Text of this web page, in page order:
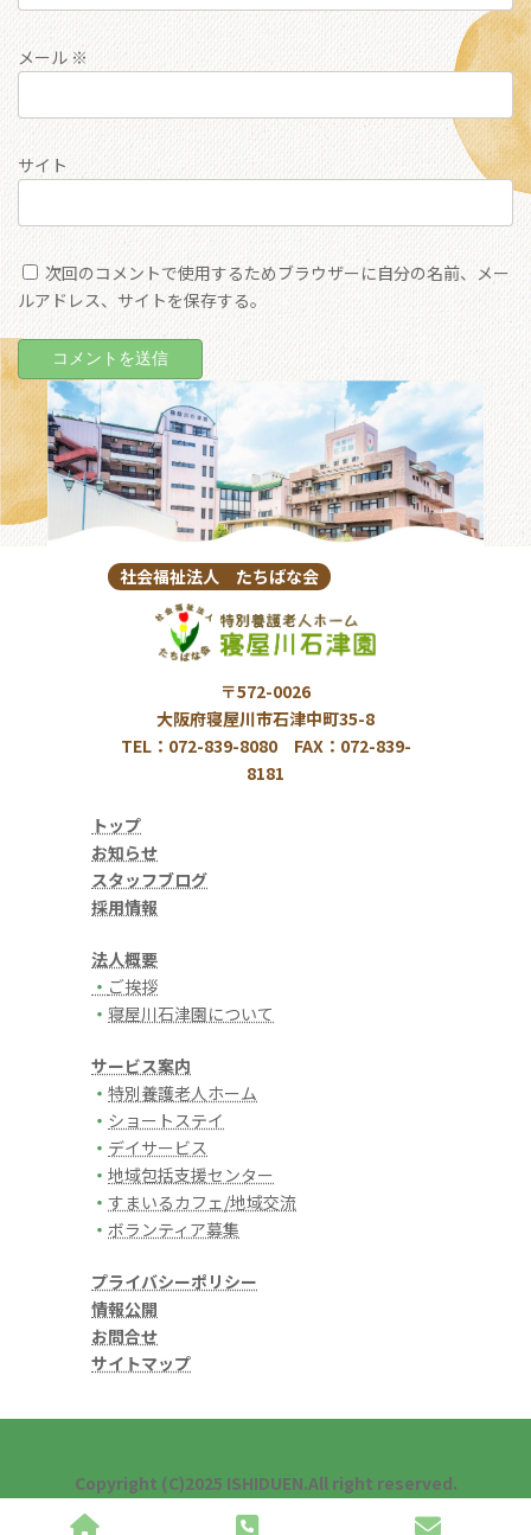
メール ※
サイト
次回のコメントで使用するためブラウザーに自分の名前、メー
ルアドレス、サイトを保存する。
社会福祉法人 たちばな会
〒572-0026
大阪府寝屋川市石津中町35-8
TEL：072-839-8080 FAX：072-839-
8181
トップ
お知らせ
スタッフブログ
採用情報
法人概要
・ ご挨拶
・ 寝屋川石津園について
サービス案内
・ 特別養護老人ホーム
・ ショートステイ
・ デイサービス
・ 地域包括支援センター
・ すまいるカフェ/地域交流
・ ボランティア募集
プライバシーポリシー
情報公開
お問合せ
サイトマップ
Copyright (C)2025 ISHIDUEN.All right reserved.